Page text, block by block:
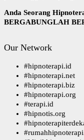
Anda Seorang
BERGABUNGLAH
Our Network
#hipnoterapi.id
#hipnoterapi.net
#hipnoterapi.biz
#hipnoterapi.org
#terapi.id
#hipnotis.org
#
#